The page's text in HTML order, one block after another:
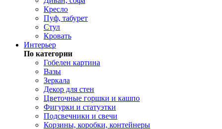
Кресло
Пуф, табурет
Стул
Кровать
Интерьер
По категории
Гобелен картина
Вазы
Зеркала
Декор для стен
Цветочные горшки и кашпо
Фигурки и статуэтки
Подсвечники и свечи
Корзины, коробки, контейнеры